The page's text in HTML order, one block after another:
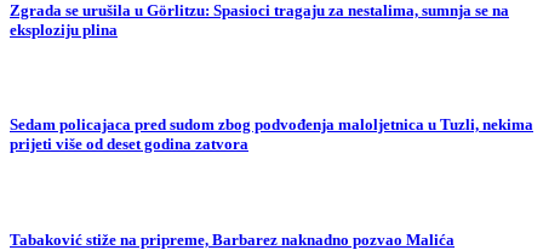
Zgrada se urušila u Görlitzu: Spasioci tragaju za nestalima, sumnja se na
eksploziju plina
Sedam policajaca pred sudom zbog podvođenja maloljetnica u Tuzli, nekima
prijeti više od deset godina zatvora
Tabaković stiže na pripreme, Barbarez naknadno pozvao Malića